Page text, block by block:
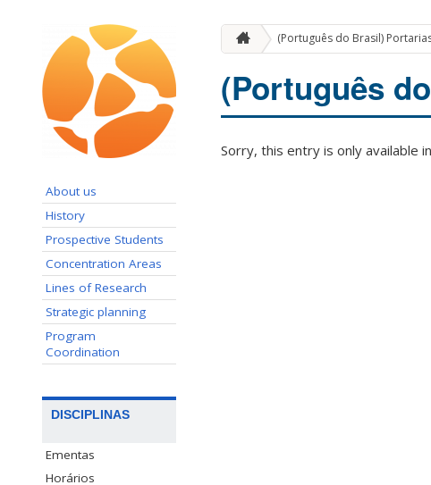
About us
History
Prospective Students
Concentration Areas
Lines of Research
Strategic planning
Program
Coordination
DISCIPLINAS
Ementas
Horários
(Português do Brasil)
(Português
Sorry, this entry is only available in